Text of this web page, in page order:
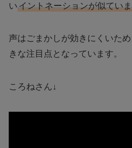
いイントネーションが似てい
声はごまかしが効きにくいた
きな注目点となっています。
ころねさん↓